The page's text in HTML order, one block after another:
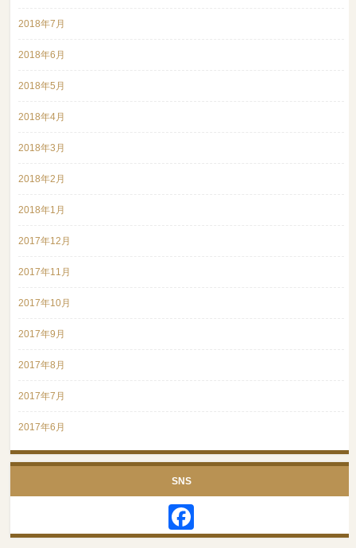
2018年7月
2018年6月
2018年5月
2018年4月
2018年3月
2018年2月
2018年1月
2017年12月
2017年11月
2017年10月
2017年9月
2017年8月
2017年7月
2017年6月
SNS